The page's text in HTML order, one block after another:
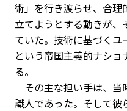
術」を行き渡らせ、合理
立てようとする動きが、
ていた。技術に基づく
という帝国主義的ナシ
る。
その主な担い手は、当
識人であった。そして